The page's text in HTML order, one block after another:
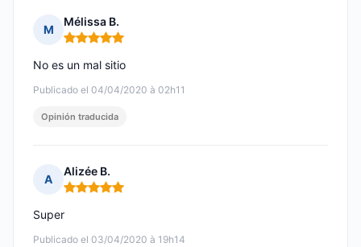
M
Mélissa B.
Nota: 5 de 5
Publicado el 04/04/2020 à 02h11
No es un mal sitio
Opinión traducida
A
Alizée B.
Nota: 5 de 5
Publicado el 03/04/2020 à 19h14
Super